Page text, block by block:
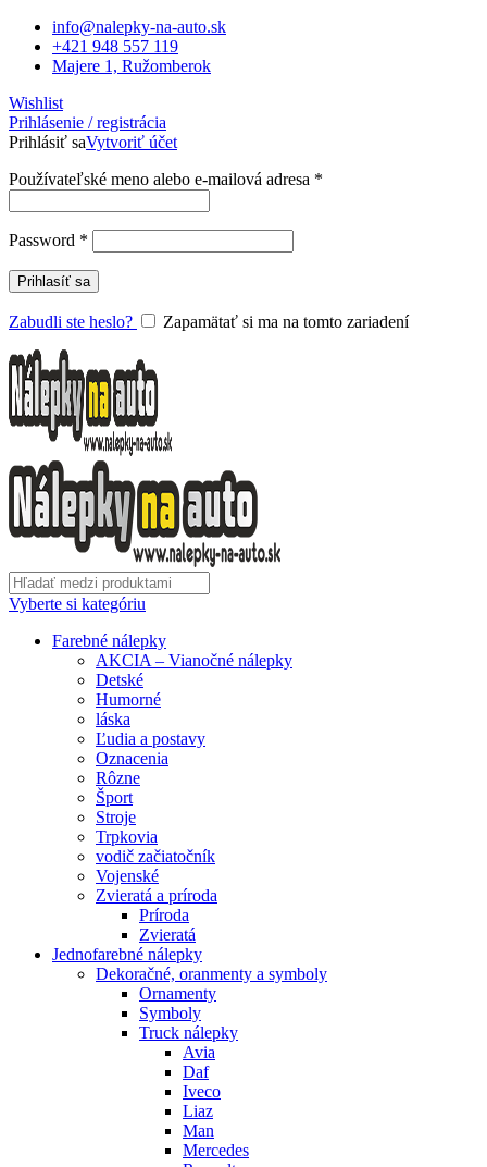
info@nalepky-na-auto.sk
+421 948 557 119
Majere 1, Ružomberok
Wishlist
Prihlásenie / registrácia
Prihlásiť saVytvoriť účet
Používateľské meno alebo e-mailová adresa *
Password *
Prihlasíť sa
Zabudli ste heslo? Zapamätať si ma na tomto zariadení
Vyberte si kategóriu
Farebné nálepky
AKCIA – Vianočné nálepky
Detské
Humorné
láska
Ľudia a postavy
Oznacenia
Rôzne
Šport
Stroje
Trpkovia
vodič začiatočník
Vojenské
Zvieratá a príroda
Príroda
Zvieratá
Jednofarebné nálepky
Dekoračné, oranmenty a symboly
Ornamenty
Symboly
Truck nálepky
Avia
Daf
Iveco
Liaz
Man
Mercedes